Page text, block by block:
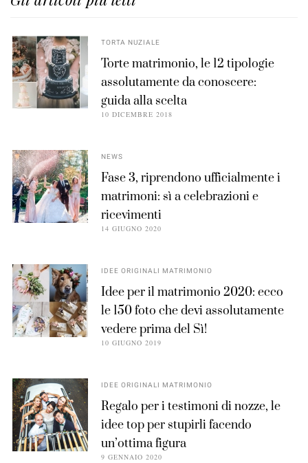
TORTA NUZIALE
Torte matrimonio, le 12 tipologie
assolutamente da conoscere:
guida alla scelta
10 DICEMBRE 2018
NEWS
Fase 3, riprendono ufficialmente i
matrimoni: sì a celebrazioni e
ricevimenti
14 GIUGNO 2020
IDEE ORIGINALI MATRIMONIO
Idee per il matrimonio 2020: ecco
le 150 foto che devi assolutamente
vedere prima del Sì!
10 GIUGNO 2019
IDEE ORIGINALI MATRIMONIO
Regalo per i testimoni di nozze, le
idee top per stupirli facendo
un’ottima figura
9 GENNAIO 2020